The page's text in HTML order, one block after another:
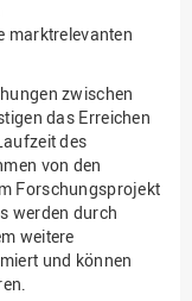
marktrelevanten
zwischen
das Erreichen
des
von den
Forschungsprojekt
werden durch
weitere
und können